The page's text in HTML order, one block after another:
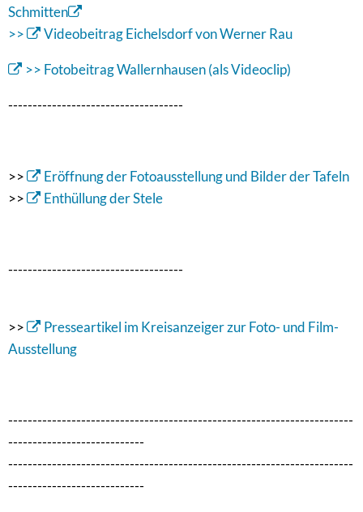
Schmitten
>>
Videobeitrag Eichelsdorf von Werner Rau
>> Fotobeitrag Wallernhausen (als Videoclip)
------------------------------------
>>
Eröffnung der Fotoausstellung und Bilder der Tafeln
>>
Enthüllung der Stele
------------------------------------
>>
Presseartikel im Kreisanzeiger zur Foto- und Film-
Ausstellung
-----------------------------------------------------------------------
----------------------------
-----------------------------------------------------------------------
----------------------------